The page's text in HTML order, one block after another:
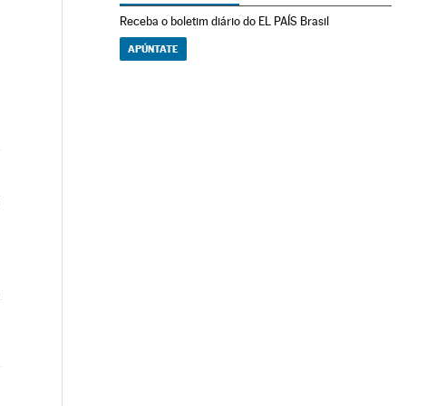
Receba o boletim diário do EL PAÍS Brasil
APÚNTATE